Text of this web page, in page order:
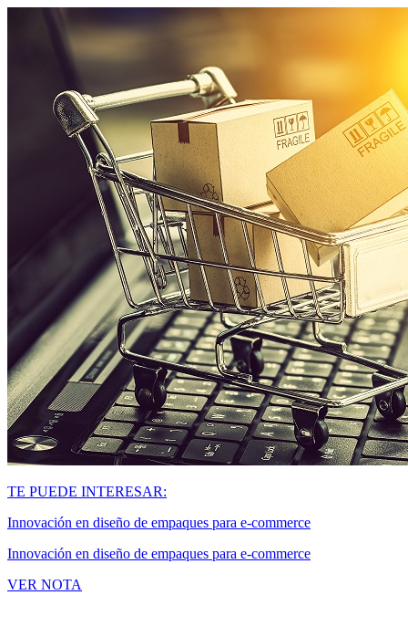
TE PUEDE INTERESAR:
Innovación en diseño de empaques para e-commerce
Innovación en diseño de empaques para e-commerce
VER NOTA